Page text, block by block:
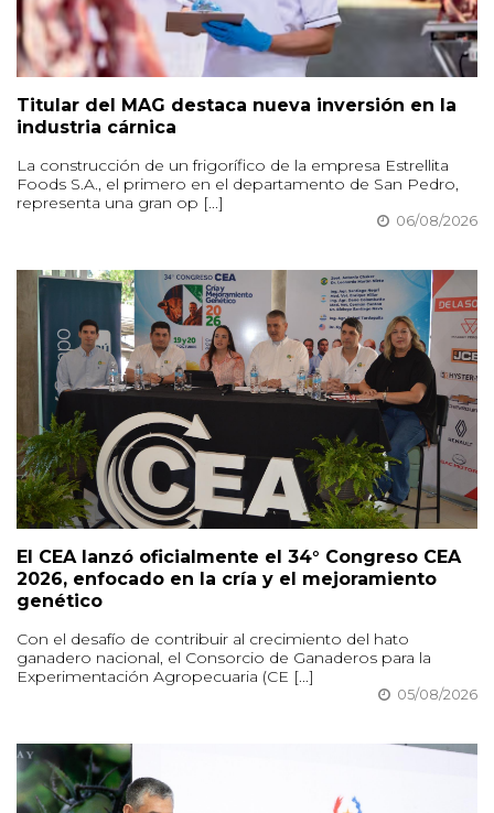
Titular del MAG destaca nueva inversión en la
industria cárnica
La construcción de un frigorífico de la empresa Estrellita
Foods S.A., el primero en el departamento de San Pedro,
representa una gran op [...]
06/08/2026
El CEA lanzó oficialmente el 34° Congreso CEA
2026, enfocado en la cría y el mejoramiento
genético
Con el desafío de contribuir al crecimiento del hato
ganadero nacional, el Consorcio de Ganaderos para la
Experimentación Agropecuaria (CE [...]
05/08/2026